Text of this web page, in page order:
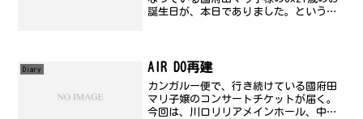
誕生日が、本日でありました。というこ
Diary AIR DO再建
カンガルー便で、行き続けている國府田
マリ子嬢のコンサートチケットが届く。
今回は、川口リリアメインホール、中野